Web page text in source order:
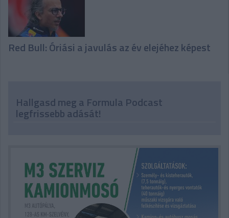
Red Bull: Óriási a javulás az év elejéhez képest
Hallgasd meg a Formula Podcast
legfrissebb adását!